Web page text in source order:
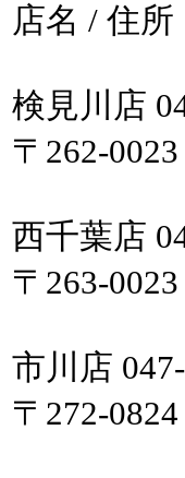
店名 / 住
検見川店
〒262-
西千葉店
〒263-
市川店
〒272-